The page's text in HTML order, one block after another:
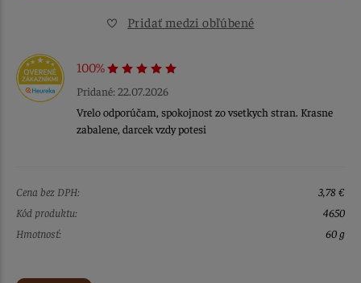
Pridať medzi obľúbené
100%
Pridané: 22.07.2026
Vrelo odporúčam, spokojnost zo vsetkych stran. Krasne
zabalene, darcek vzdy potesi
Cena bez DPH:
3,78 €
Kód produktu:
4650
Hmotnosť:
60 g